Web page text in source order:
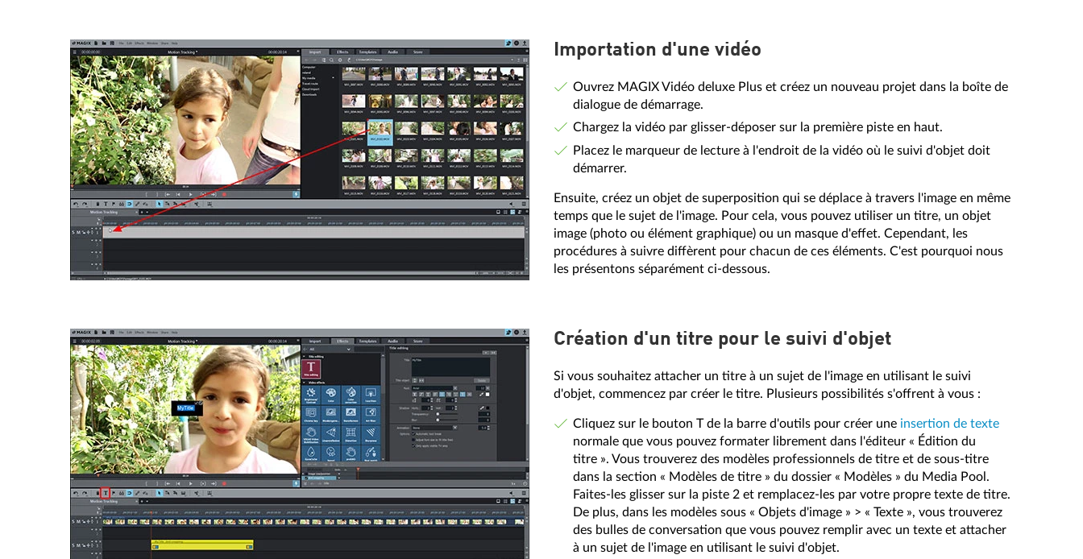
Importation d'une vidéo
Ouvrez MAGIX Vidéo deluxe Plus et créez un nouveau projet dans la boîte de
dialogue de démarrage.
Chargez la vidéo par glisser-déposer sur la première piste en haut.
Placez le marqueur de lecture à l'endroit de la vidéo où le suivi d'objet doit
démarrer.
Ensuite, créez un objet de superposition qui se déplace à travers l'image en même
temps que le sujet de l'image. Pour cela, vous pouvez utiliser un titre, un objet
image (photo ou élément graphique) ou un masque d'effet. Cependant, les
procédures à suivre diffèrent pour chacun de ces éléments. C'est pourquoi nous
les présentons séparément ci-dessous.
Création d'un titre pour le suivi d'objet
Si vous souhaitez attacher un titre à un sujet de l'image en utilisant le suivi
d'objet, commencez par créer le titre. Plusieurs possibilités s'offrent à vous :
Cliquez sur le bouton T de la barre d'outils pour créer une insertion de texte
normale que vous pouvez formater librement dans l'éditeur « Édition du
titre ». Vous trouverez des modèles professionnels de titre et de sous-titre
dans la section « Modèles de titre » du dossier « Modèles » du Media Pool.
Faites-les glisser sur la piste 2 et remplacez-les par votre propre texte de titre.
De plus, dans les modèles sous « Objets d'image » > « Texte », vous trouverez
des bulles de conversation que vous pouvez remplir avec un texte et attacher
à un sujet de l'image en utilisant le suivi d'objet.